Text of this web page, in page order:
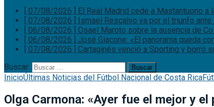
[ 07/08/2026 ] El Real Madrid cede a Mastantuono a
[ 07/08/2026 ] Ismael Rescalvo va por el triunfo ante
[ 06/08/2026 ] Osael Maroto sobre la ausencia de
[ 06/08/2026 ] José Giacone: «El panorama queda
[ 07/08/2026 ] Cartaginés venció a Sporting y borró
Buscar:
InicioÚltimas Noticias del Fútbol Nacional de Costa Rica
Olga Carmona: «Ayer fue el mejor y